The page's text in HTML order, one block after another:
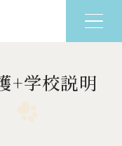
6つの特色
+学校説明